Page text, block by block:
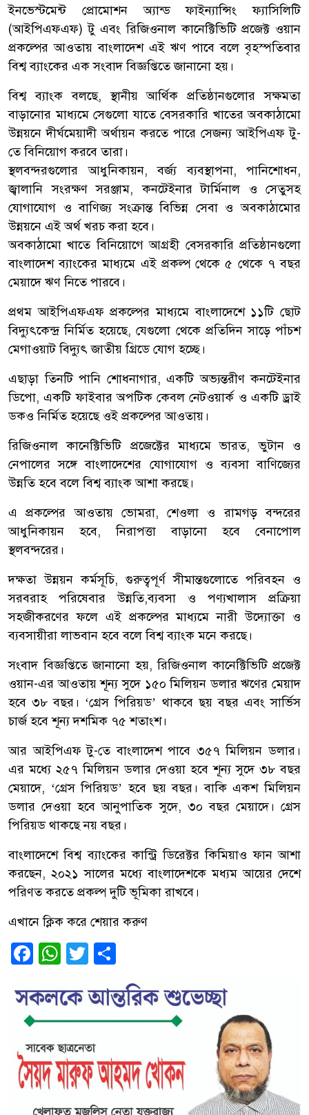
ইনভেস্টমেন্ট প্রোমোশন অ্যান্ড ফাইন্যান্সিং ফ্যাসিলিটি
(আইপিএফএফ) টু এবং রিজিওনাল কানেক্টিভিটি প্রজেক্ট ওয়ান
প্রকল্পের আওতায় বাংলাদেশ এই ঋণ পাবে বলে বৃহস্পতিবার
বিশ্ব ব্যাংকের এক সংবাদ বিজ্ঞপ্তিতে জানানো হয়।
বিশ্ব ব্যাংক বলছে, স্থানীয় আর্থিক প্রতিষ্ঠানগুলোর সক্ষমতা
বাড়ানোর মাধ্যমে সেগুলো যাতে বেসরকারি খাতের অবকাঠামো
উন্নয়নে দীর্ঘমেয়াদী অর্থায়ন করতে পারে সেজন্য আইপিএফ টু-
তে বিনিয়োগ করবে তারা।
স্থলবন্দরগুলোর আধুনিকায়ন, বর্জ্য ব্যবস্থাপনা, পানিশোধন,
জ্বালানি সংরক্ষণ সরঞ্জাম, কনটেইনার টার্মিনাল ও সেতুসহ
যোগাযোগ ও বাণিজ্য সংক্রান্ত বিভিন্ন সেবা ও অবকাঠামোর
উন্নয়নে এই অর্থ খরচ করা হবে।
অবকাঠামো খাতে বিনিয়োগে আগ্রহী বেসরকারি প্রতিষ্ঠানগুলো
বাংলাদেশ ব্যাংকের মাধ্যমে এই প্রকল্প থেকে ৫ থেকে ৭ বছর
মেয়াদে ঋণ নিতে পারবে।
প্রথম আইপিএফএফ প্রকল্পের মাধ্যমে বাংলাদেশে ১১টি ছোট
বিদ্যুৎকেন্দ্র নির্মিত হয়েছে, যেগুলো থেকে প্রতিদিন সাড়ে পাঁচশ
মেগাওয়াট বিদ্যুৎ জাতীয় গ্রিডে যোগ হচ্ছে।
এছাড়া তিনটি পানি শোধনাগার, একটি অভ্যন্তরীণ কনটেইনার
ডিপো, একটি ফাইবার অপটিক কেবল নেটওয়ার্ক ও একটি ড্রাই
ডকও নির্মিত হয়েছে ওই প্রকল্পের আওতায়।
রিজিওনাল কানেক্টিভিটি প্রজেক্টের মাধ্যমে ভারত, ভুটান ও
নেপালের সঙ্গে বাংলাদেশের যোগাযোগ ও ব্যবসা বাণিজ্যের
উন্নতি হবে বলে বিশ্ব ব্যাংক আশা করছে।
এ প্রকল্পের আওতায় ভোমরা, শেওলা ও রামগড় বন্দরের
আধুনিকায়ন হবে, নিরাপত্তা বাড়ানো হবে বেনাপোল
স্থলবন্দরের।
দক্ষতা উন্নয়ন কর্মসূচি, গুরুত্বপূর্ণ সীমান্তগুলোতে পরিবহন ও
সরবরাহ পরিষেবার উন্নতি,ব্যবসা ও পণ্যখালাস প্রক্রিয়া
সহজীকরণের ফলে এই প্রকল্পের মাধ্যমে নারী উদ্যোক্তা ও
ব্যবসায়ীরা লাভবান হবে বলে বিশ্ব ব্যাংক মনে করছে।
সংবাদ বিজ্ঞপ্তিতে জানানো হয়, রিজিওনাল কানেক্টিভিটি প্রজেক্ট
ওয়ান-এর আওতায় শূন্য সুদে ১৫০ মিলিয়ন ডলার ঋণের মেয়াদ
হবে ৩৮ বছর। ‘গ্রেস পিরিয়ড’ থাকবে ছয় বছর এবং সার্ভিস
চার্জ হবে শূন্য দশমিক ৭৫ শতাংশ।
আর আইপিএফ টু-তে বাংলাদেশ পাবে ৩৫৭ মিলিয়ন ডলার।
এর মধ্যে ২৫৭ মিলিয়ন ডলার দেওয়া হবে শূন্য সুদে ৩৮ বছর
মেয়াদে, ‘গ্রেস পিরিয়ড’ হবে ছয় বছর। বাকি একশ মিলিয়ন
ডলার দেওয়া হবে আনুপাতিক সুদে, ৩০ বছর মেয়াদে। গ্রেস
পিরিয়ড থাকছে নয় বছর।
বাংলাদেশে বিশ্ব ব্যাংকের কান্ট্রি ডিরেক্টর কিমিয়াও ফান আশা
করছেন, ২০২১ সালের মধ্যে বাংলাদেশকে মধ্যম আয়ের দেশে
পরিণত করতে প্রকল্প দুটি ভূমিকা রাখবে।
এখানে ক্লিক করে শেয়ার করুণ
Facebook
WhatsApp
Twitter